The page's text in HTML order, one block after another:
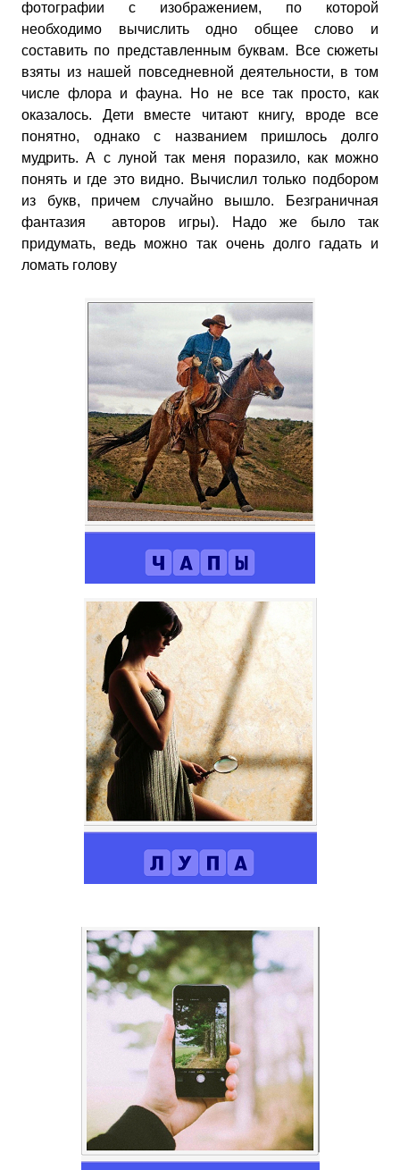
фотографии с изображением, по которой
необходимо вычислить одно общее слово и
составить по представленным буквам. Все сюжеты
взяты из нашей повседневной деятельности, в том
числе флора и фауна. Но не все так просто, как
оказалось. Дети вместе читают книгу, вроде все
понятно, однако с названием пришлось долго
мудрить. А с луной так меня поразило, как можно
понять и где это видно. Вычислил только подбором
из букв, причем случайно вышло. Безграничная
фантазия авторов игры). Надо же было так
придумать, ведь можно так очень долго гадать и
ломать голову